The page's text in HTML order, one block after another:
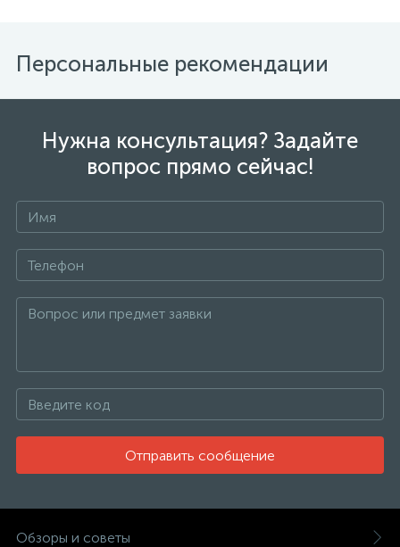
Персональные рекомендации
Нужна консультация? Задайте
вопрос прямо сейчас!
Отправить сообщение
Обзоры и советы